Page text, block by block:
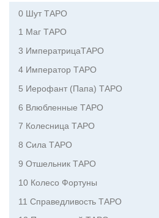
0 Шут ТАРО
1 Маг ТАРО
3 ИмператрицаТАРО
4 Император ТАРО
5 Иерофант (Папа) ТАРО
6 Влюбленные ТАРО
7 Колесница ТАРО
8 Сила ТАРО
9 Отшельник ТАРО
10 Колесо Фортуны
11 Справедливость ТАРО